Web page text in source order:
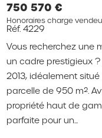
750 570 €
Honoraires charge
Réf. 4229
Vous recherchez une
un cadre prestigieux
2013, idéalement
parcelle de 950 m².
propriété haut de
parfaite pour un...